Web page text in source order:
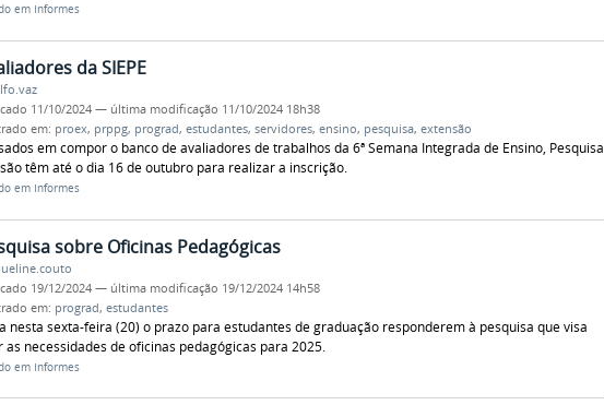
em Informes
da SIEPE
11/10/2024 — última modificação 11/10/2024 18h38
em: proex, prppg, prograd, estudantes, servidores, ensino, pesquisa, extensão
em compor o banco de avaliadores de trabalhos da 6ª Semana Integrada de Ensino, Pesquisa
têm até o dia 16 de outubro para realizar a inscrição.
em Informes
sobre Oficinas Pedagógicas
19/12/2024 — última modificação 19/12/2024 14h58
em: prograd, estudantes
nesta sexta-feira (20) o prazo para estudantes de graduação responderem à pesquisa que visa
as necessidades de oficinas pedagógicas para 2025.
em Informes